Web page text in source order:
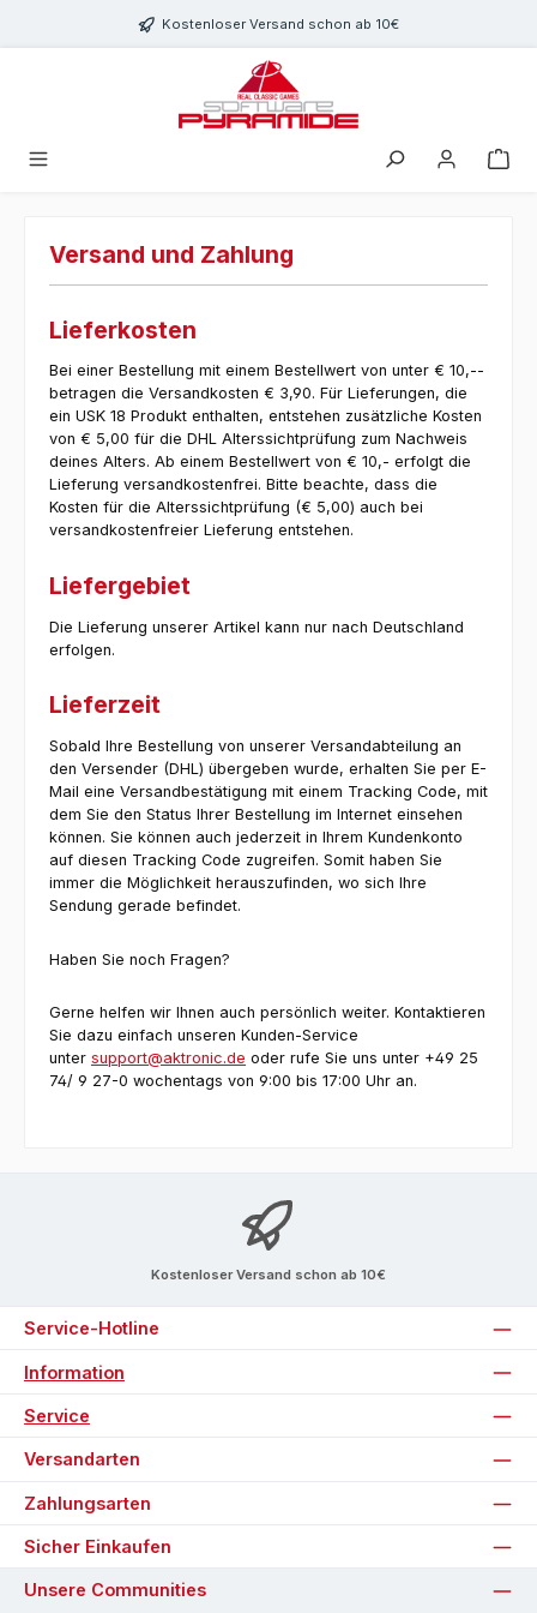
Zum Hauptinhalt springenKostenloser Versand schon ab 10€
Versand und Zahlung
Lieferkosten
Bei einer Bestellung mit einem Bestellwert von unter € 10,--
betragen die Versandkosten € 3,90. Für Lieferungen, die
ein USK 18 Produkt enthalten, entstehen zusätzliche Kosten
von € 5,00 für die DHL Alterssichtprüfung zum Nachweis
deines Alters. Ab einem Bestellwert von € 10,- erfolgt die
Lieferung versandkostenfrei. Bitte beachte, dass die
Kosten für die Alterssichtprüfung (€ 5,00) auch bei
versandkostenfreier Lieferung entstehen.
Liefergebiet
Die Lieferung unserer Artikel kann nur nach Deutschland
erfolgen.
Lieferzeit
Sobald Ihre Bestellung von unserer Versandabteilung an
den Versender (DHL) übergeben wurde, erhalten Sie per E-
Mail eine Versandbestätigung mit einem Tracking Code, mit
dem Sie den Status Ihrer Bestellung im Internet einsehen
können. Sie können auch jederzeit in Ihrem Kundenkonto
auf diesen Tracking Code zugreifen. Somit haben Sie
immer die Möglichkeit herauszufinden, wo sich Ihre
Sendung gerade befindet.
Haben Sie noch Fragen?
Gerne helfen wir Ihnen auch persönlich weiter. Kontaktieren
Sie dazu einfach unseren Kunden-Service
unter support@aktronic.de oder rufe Sie uns unter +49 25
74/ 9 27-0 wochentags von 9:00 bis 17:00 Uhr an.
Kostenloser Versand schon ab 10€
Service-Hotline
Information
Service
Versandarten
Zahlungsarten
Sicher Einkaufen
Unsere Communities